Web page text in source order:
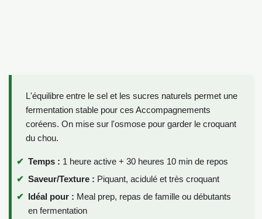
L'équilibre entre le sel et les sucres naturels permet une
fermentation stable pour ces Accompagnements
coréens. On mise sur l'osmose pour garder le croquant
du chou.
Temps : 1 heure active + 30 heures 10 min de repos
Saveur/Texture : Piquant, acidulé et très croquant
Idéal pour : Meal prep, repas de famille ou débutants
en fermentation